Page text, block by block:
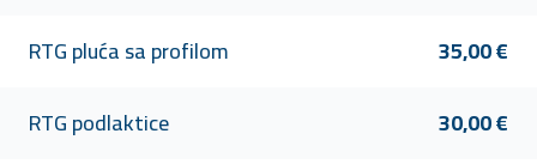
RTG pluća sa profilom
35,00 €
RTG podlaktice
30,00 €